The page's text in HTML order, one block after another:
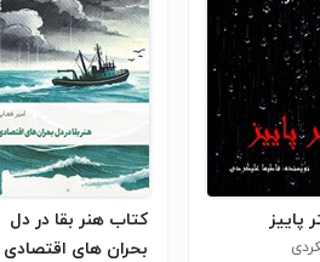
پاییز
کتاب هنر بقا در دل
بحران های اقتصادی